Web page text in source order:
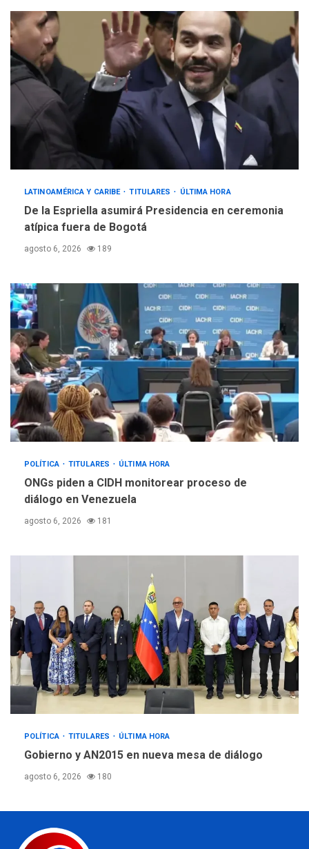
LATINOAMÉRICA Y CARIBE TITULARES ÚLTIMA HORA
De la Espriella asumirá Presidencia en ceremonia
atípica fuera de Bogotá
agosto 6, 2026 189
POLÍTICA TITULARES ÚLTIMA HORA
ONGs piden a CIDH monitorear proceso de
diálogo en Venezuela
agosto 6, 2026 181
POLÍTICA TITULARES ÚLTIMA HORA
Gobierno y AN2015 en nueva mesa de diálogo
agosto 6, 2026 180